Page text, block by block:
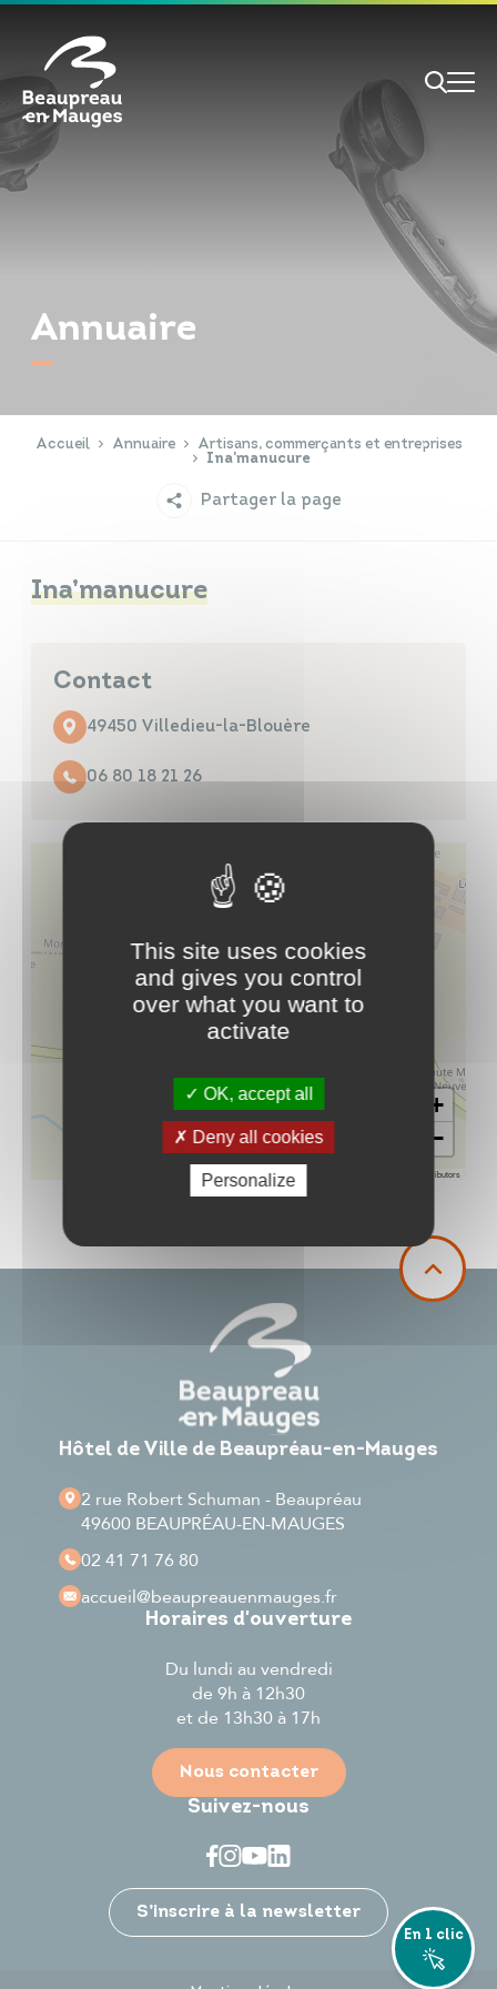
Je participe
RECHERCHE
Annuaire
Accueil Annuaire
Artisans, commerçants et entreprises
Ina'manucure
Partager la page
Ina’manucure
Contact
49450 Villedieu-la-Blouère
06 80 18 21 26
+
−
contributors
Hôtel de Ville de Beaupréau-en-Mauges
2 rue Robert Schuman - Beaupréau
49600 BEAUPRÉAU-EN-MAUGES
02 41 71 76 80
accueil@beaupreauenmauges.fr
Horaires d'ouverture
Du lundi au vendredi
de 9h à 12h30
et de 13h30 à 17h
Nous contacter
Suivez-nous
S’inscrire à la newsletter
Annuaires
En 1 clic
Cookies management panel
This site uses cookies
and gives you control
over what you want to
activate
OK, accept all
Deny all cookies
Personalize